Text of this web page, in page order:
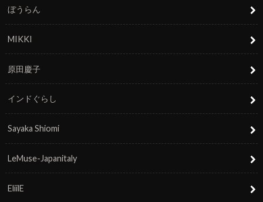
ぼうらん
MIKKI
原田慶子
インドぐらし
Sayaka Shiomi
LeMuse-Japanitaly
EliilE